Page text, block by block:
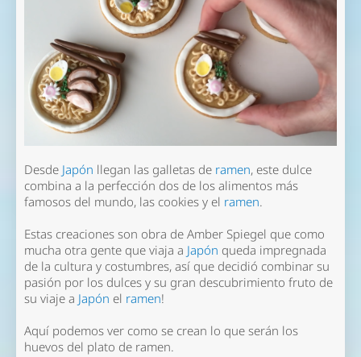
Desde Japón llegan las galletas de ramen, este dulce
combina a la perfección dos de los alimentos más
famosos del mundo, las cookies y el ramen.
Estas creaciones son obra deAmber Spiegel que como
mucha otra gente que viaja a Japón queda impregnada
de la cultura y costumbres, así que decidió combinar su
pasión por los dulces y su gran descubrimiento fruto de
su viaje a Japón el ramen!
Aquí podemos ver como se crean lo que serán los
huevos del plato de ramen.